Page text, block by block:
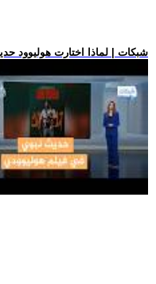
.. شبكات | لماذا اختارت هوليوود